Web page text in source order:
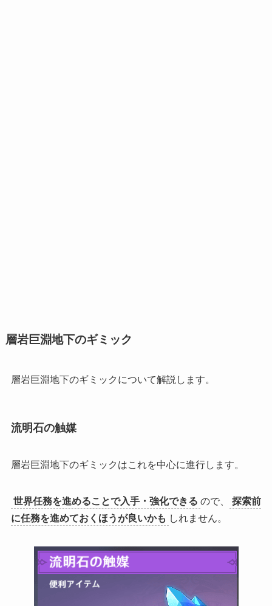
層岩巨淵地下のギミック
層岩巨淵地下のギミックについて解説します。
流明石の触媒
層岩巨淵地下のギミックはこれを中心に進行します。
世界任務を進めることで入手・強化できる ので、
探索前
に任務を進めておくほうが良いかも しれません。